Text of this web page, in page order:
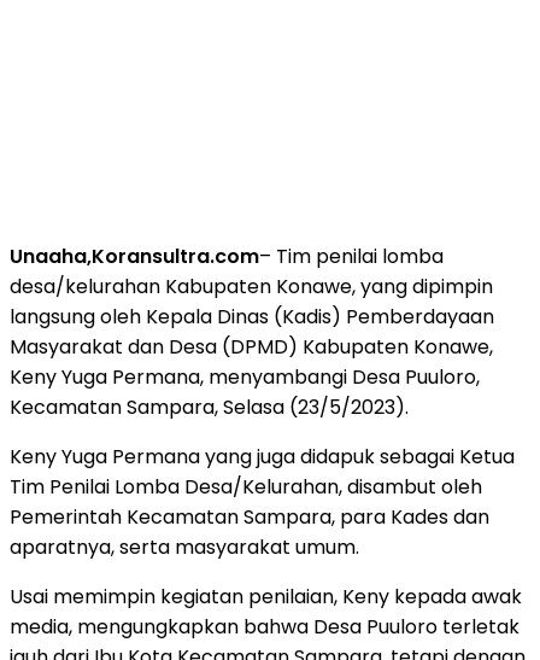
Unaaha,Koransultra.com– Tim penilai lomba
desa/kelurahan Kabupaten Konawe, yang dipimpin
langsung oleh Kepala Dinas (Kadis) Pemberdayaan
Masyarakat dan Desa (DPMD) Kabupaten Konawe,
Keny Yuga Permana, menyambangi Desa Puuloro,
Kecamatan Sampara, Selasa (23/5/2023).
Keny Yuga Permana yang juga didapuk sebagai Ketua
Tim Penilai Lomba Desa/Kelurahan, disambut oleh
Pemerintah Kecamatan Sampara, para Kades dan
aparatnya, serta masyarakat umum.
Usai memimpin kegiatan penilaian, Keny kepada awak
media, mengungkapkan bahwa Desa Puuloro terletak